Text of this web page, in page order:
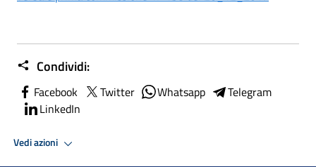
Condividi:
Facebook Twitter Whatsapp
Telegram
LinkedIn
Vedi azioni